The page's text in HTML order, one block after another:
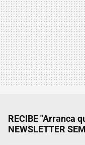
RECIBE "Arranca
NEWSLETTER